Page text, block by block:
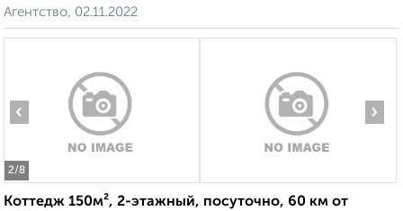
Агентство, 02.11.2022
2/8
‹ ›
Коттедж 150м², 2-этажный, посуточно, 60 км от